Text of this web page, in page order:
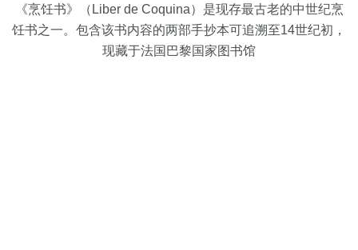
《烹饪书》（Liber de Coquina）是现存最古老的中世纪烹
饪书之一。包含该书内容的两部手抄本可追溯至14世纪初，
现藏于法国巴黎国家图书馆